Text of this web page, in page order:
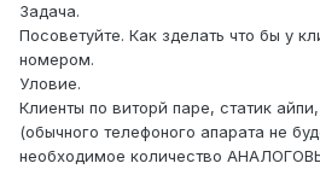
Задача.
Посоветуйте. Как зделать что бы у
номером.
Уловие.
Клиенты по виторй паре, статик
(обычного телефоного апарата не
необходимое количество